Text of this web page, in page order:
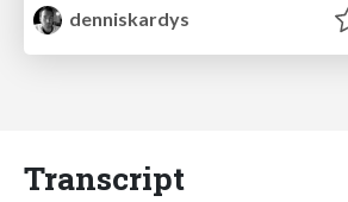
denniskardys
Transcript